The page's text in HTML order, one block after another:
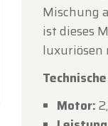
Mischung
ist dieses
luxuriösen
Motor:
nur nach
freuen uns